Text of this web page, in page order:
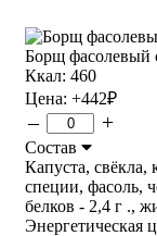
Борщ фасолевый
Ккал: 460
Цена: +442₽
– +
Состав
Капуста, свёкла,
специи, фасоль,
белков - 2,4 г .,
Энергетическая